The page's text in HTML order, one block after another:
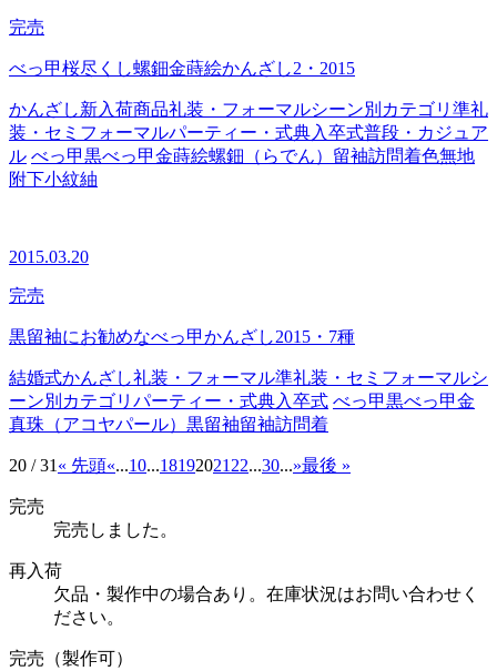
完売
べっ甲桜尽くし螺鈿金蒔絵かんざし2・2015
かんざし新入荷商品礼装・フォーマルシーン別カテゴリ 準礼
装・セミフォーマルパーティー・式典入卒式普段・カジュア
ル べっ甲黒べっ甲金蒔絵螺鈿（らでん） 留袖訪問着色無地
附下小紋紬
2015.03.20
完売
黒留袖にお勧めなべっ甲かんざし2015・7種
結婚式かんざし礼装・フォーマル準礼装・セミフォーマルシ
ーン別カテゴリ パーティー・式典入卒式 べっ甲黒べっ甲金
真珠（アコヤパール） 黒留袖留袖訪問着
20 / 31 « 先頭«...10...18192021 22...30...»最後 »
完売
完売しました。
再入荷
欠品・製作中の場合あり。在庫状況はお問い合わせく
ださい。
完売（製作可）